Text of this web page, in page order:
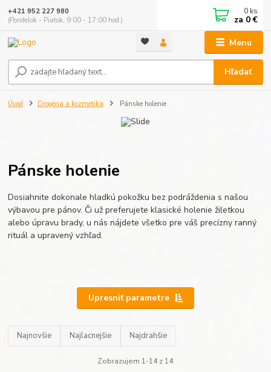
Menu
Hľadať
+421 952 227 980
(Pondelok - Piatok, 9:00 - 17:00 hod.)
0 ks
za 0 €
Úvod Drogéria a kozmetika Pánske holenie
Pánske holenie
Dosiahnite dokonale hladkú pokožku bez podráždenia s našou
výbavou pre pánov. Či už preferujete klasické holenie žiletkou
alebo úpravu brady, u nás nájdete všetko pre váš precízny ranný
rituál a upravený vzhľad.
Upresniť parametre
Najnovšie Najlacnejšie Najdrahšie
Zobrazujem 1-14 z 14